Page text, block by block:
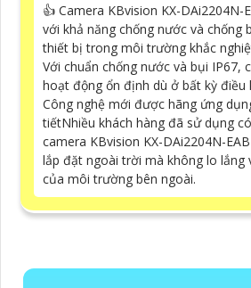
👍 Camera KBvision KX-
với khả năng chống nước và chống
thiết bị trong môi trường khắc
Với chuẩn chống nước và bụi IP67,
hoạt động ổn định dù ở bất kỳ điều
Công nghệ mới được hãng ứng
tiếtNhiều khách hàng đã sử dụng
camera KBvision KX-DAi2204N-
lắp đặt ngoài trời mà không lo lắng
của môi trường bên ngoài.